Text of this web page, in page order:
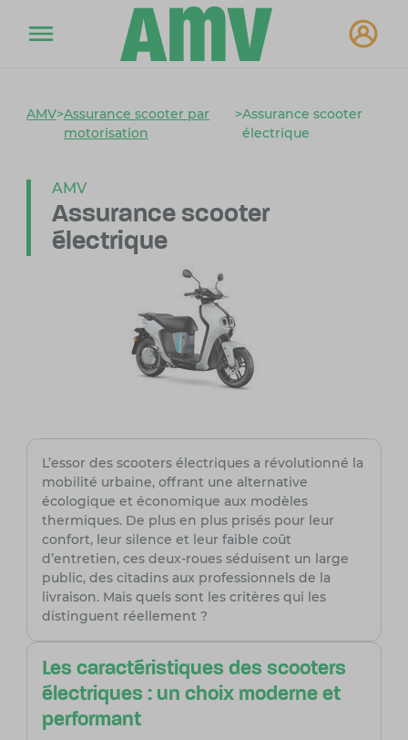
AMV>Assurance scooter par
motorisation
>Assurance scooter
électrique
AMV
Assurance scooter
électrique
L’essor des scooters électriques a révolutionné la
mobilité urbaine, offrant une alternative
écologique et économique aux modèles
thermiques. De plus en plus prisés pour leur
confort, leur silence et leur faible coût
d’entretien, ces deux-roues séduisent un large
public, des citadins aux professionnels de la
livraison. Mais quels sont les critères qui les
distinguent réellement ?
Les caractéristiques des scooters
électriques : un choix moderne et
performant